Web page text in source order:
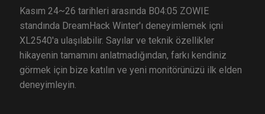
Kasım 24~26 tarihleri arasında B04:05 ZOWIE
standında DreamHack Winter'ı deneyimlemek içni
XL2540'a ulaşılabilir. Sayılar ve teknik özellikler
hikayenin tamamını anlatmadığından, farkı kendiniz
görmek için bize katılın ve yeni monitörünüzü ilk elden
deneyimleyin.